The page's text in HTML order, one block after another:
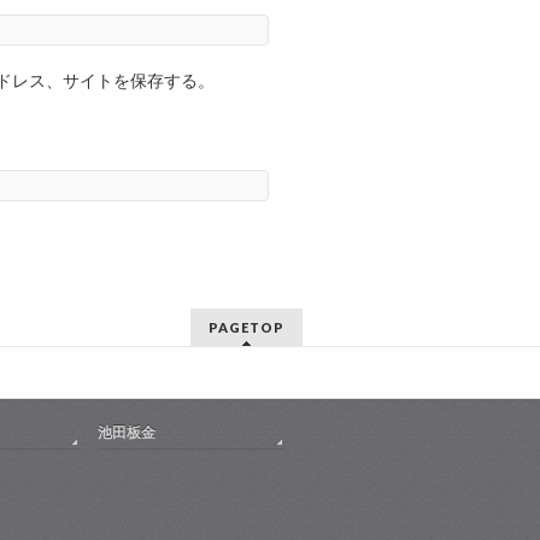
ス、サイトを保存する。
PAGETOP
池田板金